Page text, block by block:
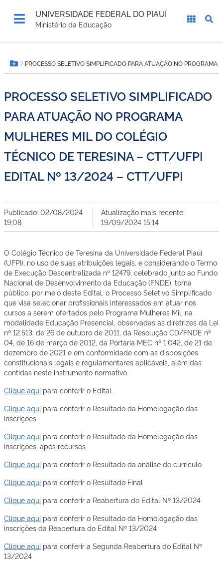
UNIVERSIDADE FEDERAL DO PIAUÍ
Ministério da Educação
está
aqui:Botão Menu
PROCESSO SELETIVO SIMPLIFICADO PARA ATUAÇÃO NO
PROCESSO SELETIVO SIMPLIFICADO
PARA ATUAÇÃO NO PROGRAMA
MULHERES MIL DO COLÉGIO
TÉCNICO DE TERESINA – CTT/UFPI
EDITAL Nº 13/2024 – CTT/UFPI
Publicado: 02/08/2024
19:08
Atualização mais recente:
19/09/2024 15:14
O Colégio Técnico de Teresina da Universidade Federal Piauí
(UFPI), no uso de suas atribuições legais, e considerando o Termo
de Execução Descentralizada nº 12479, celebrado junto ao Fundo
Nacional de Desenvolvimento da Educação (FNDE), torna
público, por meio deste Edital, o Processo Seletivo Simplificado
que visa selecionar profissionais interessados em atuar nos
cursos a serem ofertados pelo Programa Mulheres Mil, na
modalidade Educação Presencial, observadas as diretrizes da Lei
nº 12.513, de 26 de outubro de 2011, da Resolução CD/FNDE nº
04, de 16 de março de 2012, da Portaria MEC nº 1.042, de 21 de
dezembro de 2021 e em conformidade com as disposições
constitucionais legais e regulamentares aplicáveis, além das
contidas neste instrumento normativo.
Clique aqui para conferir o Edital.
Clique aqui para conferir o Resultado da Homologação das
inscrições
Clique aqui para conferir o Resultado da Homologação das
inscrições, após recursos
Clique aqui para conferir o Resultado da análise do currículo
Clique aqui para conferir o Resultado Final
Clique aqui para conferir a Reabertura do Edital Nº 13/2024
Clique aqui para conferir o Resultado da Homologação das
inscrições da Reabertura do Edital Nº 13/2024
Clique aqui para conferir a Segunda Reabertura do Edital Nº
13/2024